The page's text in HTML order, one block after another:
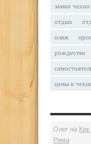
замки чехии
отдых
пляж
рождество
цены в
Олег на
Рима